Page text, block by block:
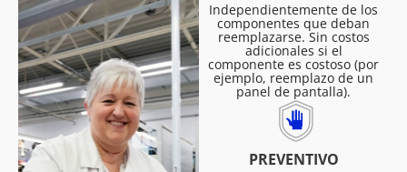
Independientemente de los
componentes que deban
reemplazarse. Sin costos
adicionales si el
componente es costoso (por
ejemplo, reemplazo de un
panel de pantalla).
PREVENTIVO